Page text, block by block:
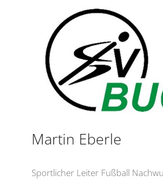
Martin Eberle
Sportlicher Leiter Fußball